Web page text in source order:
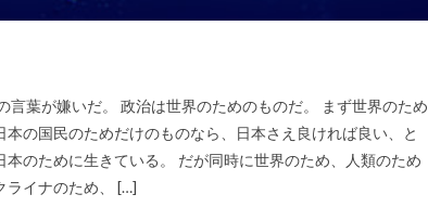
葉が嫌いだ。 政治は世界のためのものだ。 まず世界のため
の国民のためだけのものなら、日本さえ良ければ良い、と
のために生きている。 だが同時に世界のため、人類のため
ライナのため、 […]